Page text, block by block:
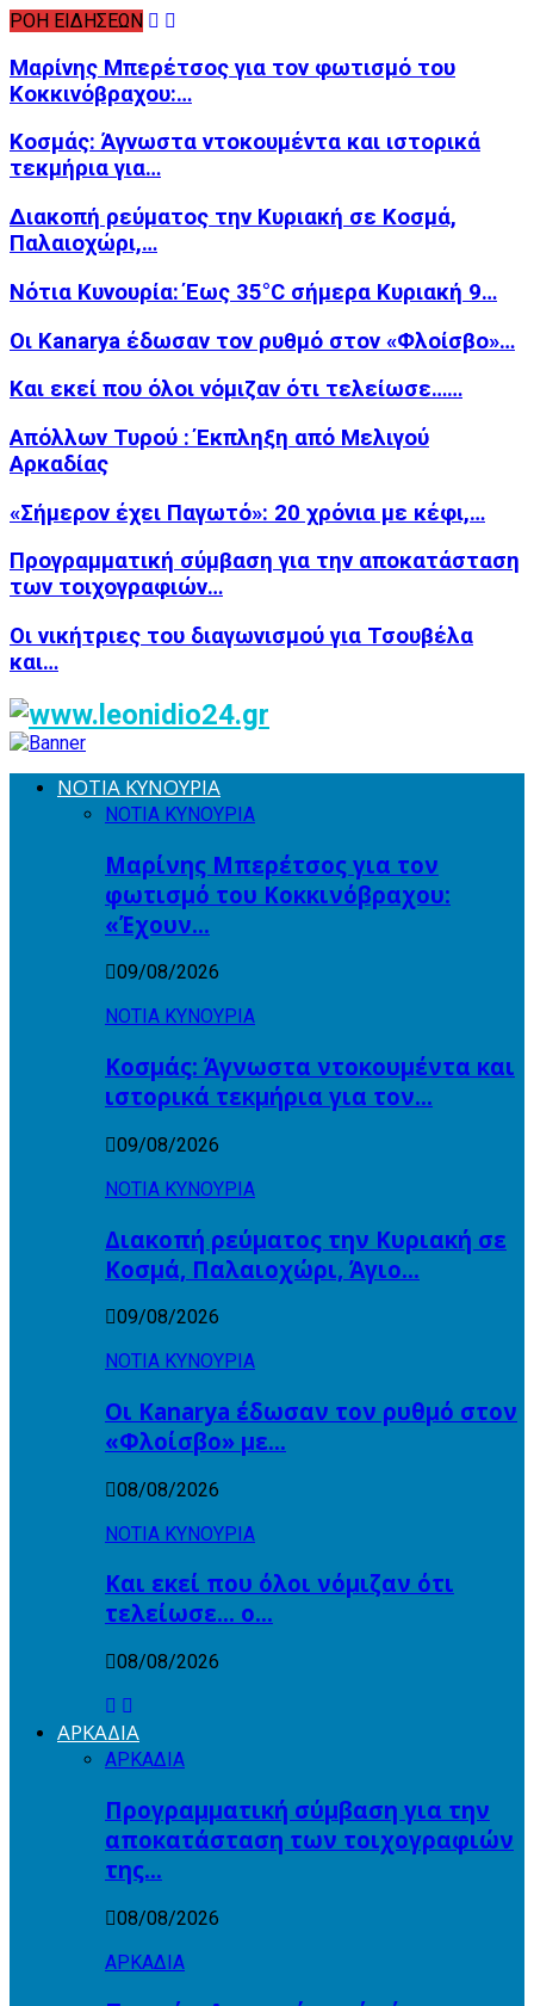
ΡΟΗ ΕΙΔΗΣΕΩΝ
Μαρίνης Μπερέτσος για τον φωτισμό του
Κοκκινόβραχου:…
Κοσμάς: Άγνωστα ντοκουμέντα και ιστορικά
τεκμήρια για…
Διακοπή ρεύματος την Κυριακή σε Κοσμά,
Παλαιοχώρι,…
Νότια Κυνουρία: Έως 35°C σήμερα Κυριακή 9…
Οι Kanarya έδωσαν τον ρυθμό στον «Φλοίσβο»…
Και εκεί που όλοι νόμιζαν ότι τελείωσε……
Απόλλων Τυρού : Έκπληξη από Μελιγού
Αρκαδίας
«Σήμερον έχει Παγωτό»: 20 χρόνια με κέφι,…
Προγραμματική σύμβαση για την αποκατάσταση
των τοιχογραφιών…
Οι νικήτριες του διαγωνισμού για Τσουβέλα
και…
ΝΟΤΙΑ ΚΥΝΟΥΡΙΑ
ΝΟΤΙΑ ΚΥΝΟΥΡΙΑ
Μαρίνης Μπερέτσος για τον
φωτισμό του Κοκκινόβραχου:
«Έχουν…
09/08/2026
ΝΟΤΙΑ ΚΥΝΟΥΡΙΑ
Κοσμάς: Άγνωστα ντοκουμέντα και
ιστορικά τεκμήρια για τον…
09/08/2026
ΝΟΤΙΑ ΚΥΝΟΥΡΙΑ
Διακοπή ρεύματος την Κυριακή σε
Κοσμά, Παλαιοχώρι, Άγιο…
09/08/2026
ΝΟΤΙΑ ΚΥΝΟΥΡΙΑ
Οι Kanarya έδωσαν τον ρυθμό στον
«Φλοίσβο» με…
08/08/2026
ΝΟΤΙΑ ΚΥΝΟΥΡΙΑ
Και εκεί που όλοι νόμιζαν ότι
τελείωσε… ο…
08/08/2026
ΑΡΚΑΔΙΑ
ΑΡΚΑΔΙΑ
Προγραμματική σύμβαση για την
αποκατάσταση των τοιχογραφιών
της…
08/08/2026
ΑΡΚΑΔΙΑ